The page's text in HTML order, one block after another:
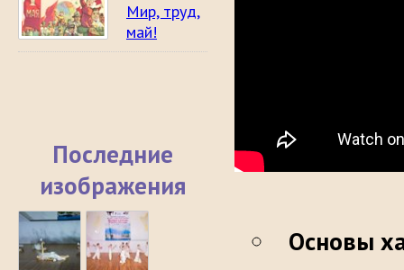
Мир, труд,
май!
Последние
изображения
Основы